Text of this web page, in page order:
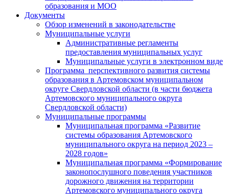
образования и МОО
Документы
Обзор изменений в законодательстве
Муниципальные услуги
Административные регламенты
предоставления муниципальных услуг
Муниципальные услуги в электронном виде
Программа перспективного развития системы
образования в Артемовском муниципальном
округе Свердловской области (в части бюджета
Артемовского муниципального округа
Свердловской области)
Муниципальные программы
Муниципальная программа «Развитие
системы образования Артемовского
муниципального округа на период 2023 –
2028 годов»
Муниципальная программа «Формирование
законопослушного поведения участников
дорожного движения на территории
Артемовского муниципального округа